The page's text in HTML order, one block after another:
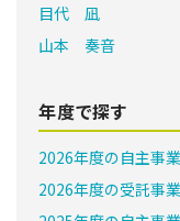
目代 凪
山本 奏音
年度で探す
2026年度の自主事業
2026年度の受託事業